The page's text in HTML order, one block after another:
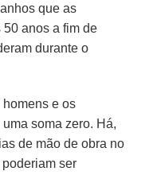
que as
anos a fim de
durante o
e os
uma soma zero. Há,
de mão de obra no
ser